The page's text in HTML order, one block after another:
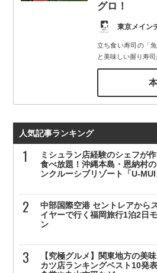
グロ！
東京メイン
立ち食い寿司の「
と美味しい握り寿
人気記事ランキング
ミシュラン店経験のシェフが
食べ放題！沖縄本島・恩納村
ンクルーシブリゾート「U-MUI
中部国際空港 セントレアから
イヤーで行く福岡旅行1泊2日
ン
【究極グルメ】関東地方の美
カツ店ランキングベスト10発